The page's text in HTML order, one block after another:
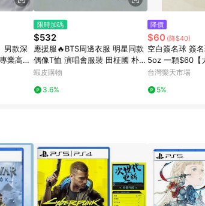
男款深
業高爾
限時加碼
$532
應援服🔥BTS周邊衣服 明星同款
偶像T恤 演唱會服裝 田柾國 朴智
旻 金泰亨 粉絲服 生日交換禮物
蝦皮購物
3.6%
降價
$60 (降$40)
空白簽名球 簽
5oz 一顆$60【
精品店】
台灣樂天市場
5%